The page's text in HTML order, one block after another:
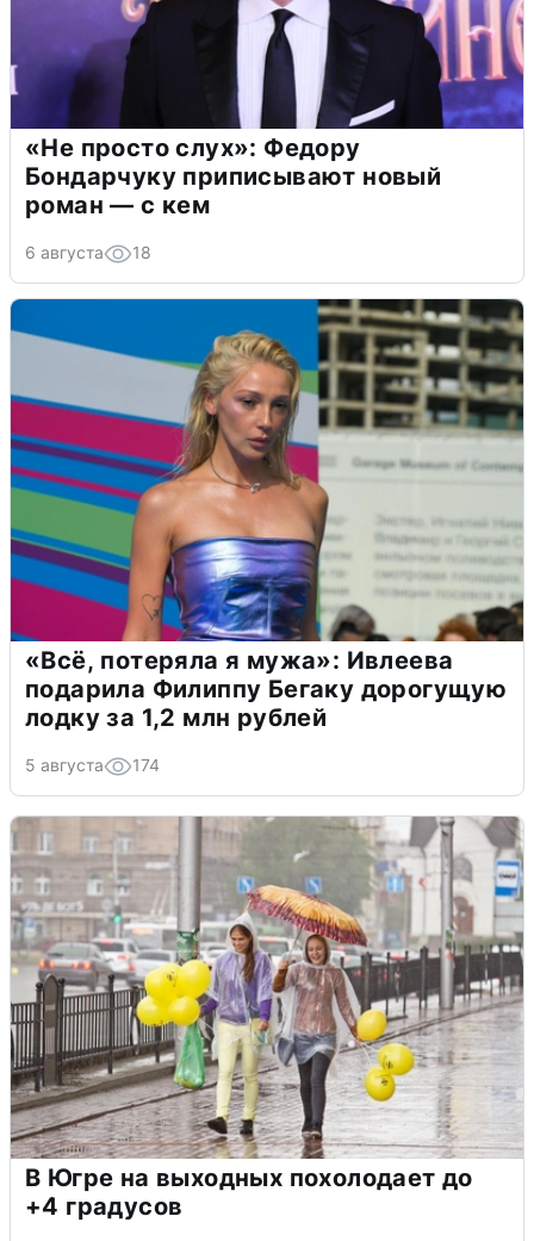
«Не просто слух»: Федору
Бондарчуку приписывают новый
роман — с кем
6 августа 18
«Всё, потеряла я мужа»: Ивлеева
подарила Филиппу Бегаку дорогущую
лодку за 1,2 млн рублей
5 августа 174
В Югре на выходных похолодает до
+4 градусов